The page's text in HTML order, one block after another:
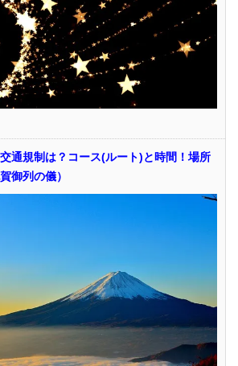
通規制は？コース(ルート)と時間！場所
御列の儀）